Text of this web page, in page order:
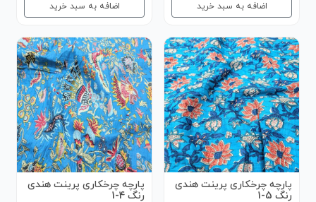
اضافه به سبد خرید اضافه به سبد خرید
پارچه چرخکاری پرینت هندی
رنگ 5-1
پارچه چرخکاری پرینت هندی
رنگ 4-1